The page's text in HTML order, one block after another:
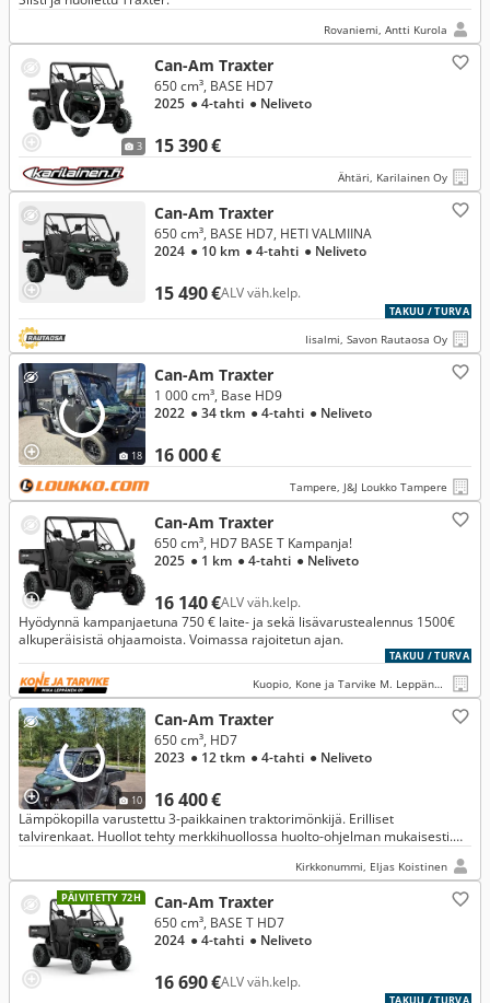
Rovaniemi, Antti Kurola
3
Can-Am Traxter
15 390 €
650 cm³, BASE HD7
2025 ● 4-tahti ● Neliveto
Ähtäri, Karilainen Oy
Can-Am Traxter
15 490 €ALV väh.kelp.
650 cm³, BASE HD7, HETI VALMIINA
2024 ● 10 km ● 4-tahti ● Neliveto
TAKUU / TURVA
Iisalmi, Savon Rautaosa Oy
18
Can-Am Traxter
16 000 €
1 000 cm³, Base HD9
2022 ● 34 tkm ● 4-tahti ● Neliveto
Tampere, J&J Loukko Tampere
Can-Am Traxter
16 140 €ALV väh.kelp.
650 cm³, HD7 BASE T Kampanja!
2025 ● 1 km ● 4-tahti ● Neliveto
Hyödynnä kampanjaetuna 750 € laite- ja sekä lisävarustealennus 1500€
alkuperäisistä ohjaamoista. Voimassa rajoitetun ajan.
TAKUU / TURVA
Kuopio, Kone ja Tarvike M. Leppänen Oy
10
Can-Am Traxter
16 400 €
650 cm³, HD7
2023 ● 12 tkm ● 4-tahti ● Neliveto
Lämpökopilla varustettu 3-paikkainen traktorimönkijä. Erilliset
talvirenkaat. Huollot tehty merkkihuollossa huolto-ohjelman mukaisesti.
Kirkkonummi, Eljas Koistinen
PÄIVITETTY 72H Can-Am Traxter
16 690 €ALV väh.kelp.
650 cm³, BASE T HD7
2024 ● 4-tahti ● Neliveto